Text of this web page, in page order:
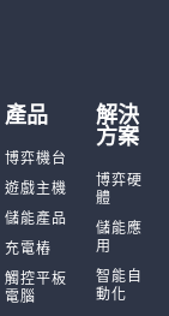
產品
博弈機台
遊戲主機
儲能產品
充電樁
觸控平板
電腦
解決
方案
博弈硬
體
儲能應
用
智能自
動化